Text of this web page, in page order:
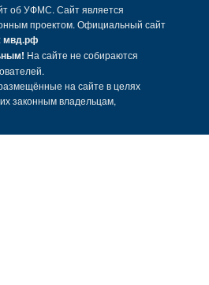
об УФМС. Сайт является
проектом. Официальный сайт
мвд.рф
На сайте не собираются
на сайте в целях
законным владельцам,